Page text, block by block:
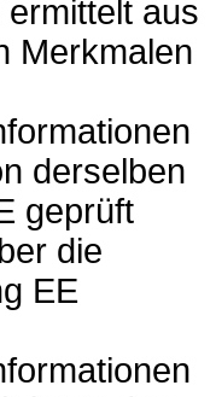
aus
Merkmalen
derselben
geprüft
die
EE